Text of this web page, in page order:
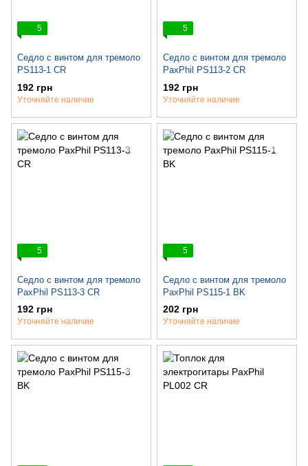
5
Седло c винтом для тремоло
PS113-1 CR
192 грн
Уточняйте наличие
5
Седло c винтом для тремоло
PaxPhil PS113-2 CR
192 грн
Уточняйте наличие
5
Седло c винтом для тремоло
PaxPhil PS113-3 CR
192 грн
Уточняйте наличие
5
Седло c винтом для тремоло
PaxPhil PS115-1 BK
202 грн
Уточняйте наличие